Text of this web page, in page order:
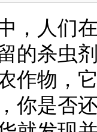
人们在
的杀虫
作物，
你是否